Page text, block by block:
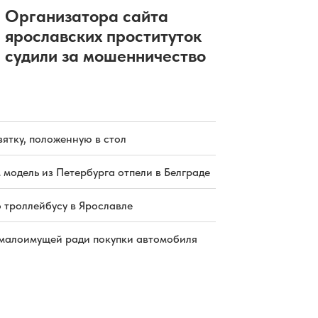
Организатора сайта
ярославских проституток
судили за мошенничество
положенную в стол
из Петербурга отпели в Белграде
троллейбусу в Ярославле
ради покупки автомобиля